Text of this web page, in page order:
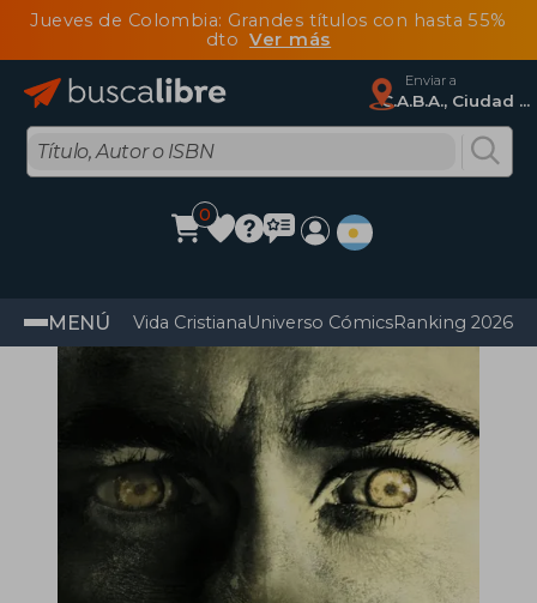
Jueves de Colombia: Grandes títulos con hasta 55%
dtoVer más
Enviar a
C.A.B.A., Ciudad Autónoma De Buenos Aires
0
MENÚ Vida CristianaUniverso CómicsRanking 2026